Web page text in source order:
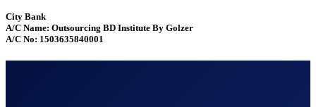
City Bank
A/C Name: Outsourcing BD Institute By Golzer
A/C No: 1503635840001